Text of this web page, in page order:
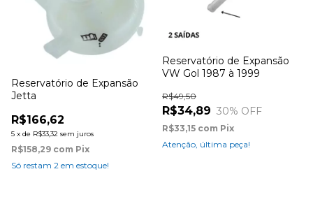
Reservatório de Expansão
Jetta
R$166,62
5 x de R$33,32 sem juros
R$158,29 com Pix
Só restam 2 em estoque!
Reservatório de Expansão
VW Gol 1987 à 1999
R$34,89
R$49,50
30% OFF
R$33,15 com Pix
Atenção, última peça!